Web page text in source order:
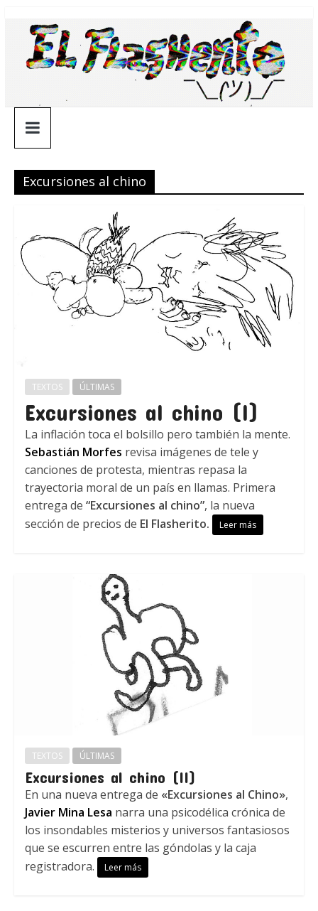
contenido
¯\_(ツ)_/
¯
Excursiones al chino
TEXTOS ÚLTIMAS
Excursiones al chino (I)
La inflación toca el bolsillo pero también la mente.
Sebastián Morfes revisa imágenes de tele y
canciones de protesta, mientras repasa la
trayectoria moral de un país en llamas. Primera
entrega de “Excursiones al chino”, la nueva
sección de precios de El Flasherito. Leer más
TEXTOS ÚLTIMAS
Excursiones al chino (II)
En una nueva entrega de «Excursiones al Chino»,
Javier Mina Lesa narra una psicodélica crónica de
los insondables misterios y universos fantasiosos
que se escurren entre las góndolas y la caja
registradora.
Leer más